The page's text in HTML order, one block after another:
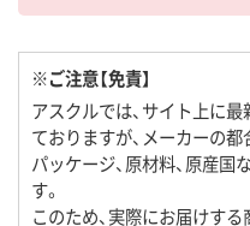
※ご注意【免責】
アスクルでは、サイト上に
ておりますが、メーカーの都
パッケージ、原材料、原産国
す。
このため、実際にお届けす